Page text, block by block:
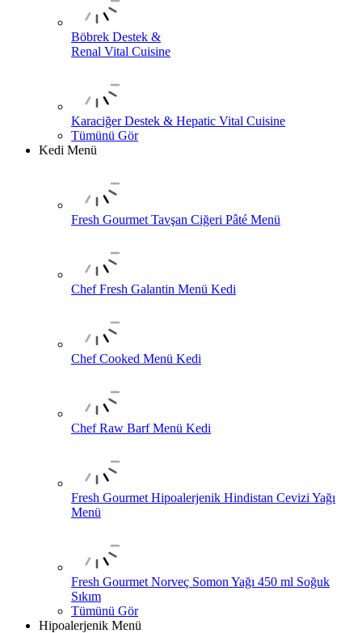
Böbrek Destek &
Renal Vital Cuisine
Karaciğer Destek & Hepatic Vital Cuisine
Tümünü Gör
Kedi Menü
Fresh Gourmet Tavşan Ciğeri Pâté Menü
Chef Fresh Galantin Menü Kedi
Chef Cooked Menü Kedi
Chef Raw Barf Menü Kedi
Fresh Gourmet Hipoalerjenik Hindistan Cevizi Yağı
Menü
Fresh Gourmet Norveç Somon Yağı 450 ml Soğuk
Sıkım
Tümünü Gör
Hipoalerjenik Menü